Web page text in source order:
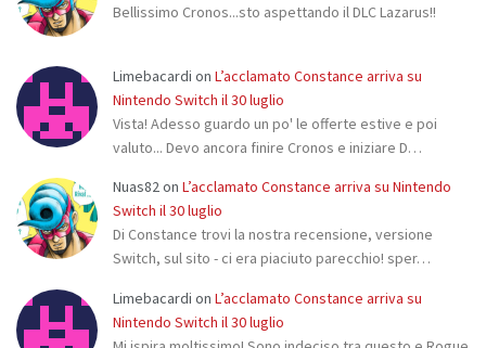
Bellissimo Cronos...sto aspettando il DLC Lazarus!!
Limebacardi on L’acclamato Constance arriva su
Nintendo Switch il 30 luglio
Vista! Adesso guardo un po' le offerte estive e poi
valuto... Devo ancora finire Cronos e iniziare D…
Nuas82on L’acclamato Constance arriva su Nintendo
Switch il 30 luglio
Di Constance trovi la nostra recensione, versione
Switch, sul sito - ci era piaciuto parecchio! sper…
Limebacardi on L’acclamato Constance arriva su
Nintendo Switch il 30 luglio